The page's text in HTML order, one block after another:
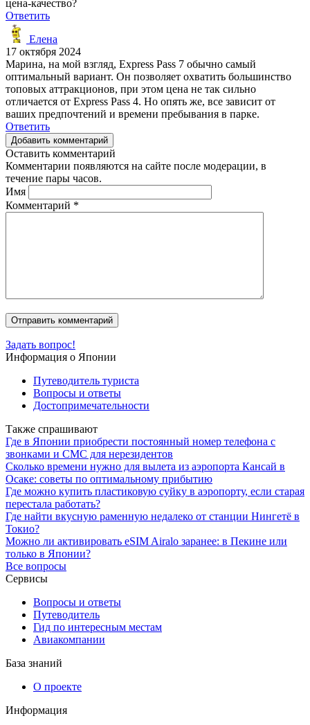
цена-качество?
Ответить
Елена
17 октября 2024
Марина, на мой взгляд, Express Pass 7 обычно самый
оптимальный вариант. Он позволяет охватить большинство
топовых аттракционов, при этом цена не так сильно
отличается от Express Pass 4. Но опять же, все зависит от
ваших предпочтений и времени пребывания в парке.
Ответить
Добавить комментарий
Оставить комментарий
Комментарии появляются на сайте после модерации, в
течение пары часов.
Имя
Комментарий *
Задать вопрос!
Информация о Японии
Путеводитель туриста
Вопросы и ответы
Достопримечательности
Также спрашивают
Где в Японии приобрести постоянный номер телефона с
звонками и СМС для нерезидентов
Сколько времени нужно для вылета из аэропорта Кансай в
Осаке: советы по оптимальному прибытию
Где можно купить пластиковую суйку в аэропорту, если старая
перестала работать?
Где найти вкусную раменную недалеко от станции Нингетё в
Токио?
Можно ли активировать eSIM Airalo заранее: в Пекине или
только в Японии?
Все вопросы
Сервисы
Вопросы и ответы
Путеводитель
Гид по интересным местам
Авиакомпании
База знаний
О проекте
Информация